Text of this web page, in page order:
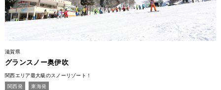
滋賀県
グランスノー奥伊吹
関西エリア最大級のスノーリゾート！
関西発
東海発